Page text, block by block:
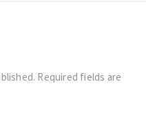
Required fields are